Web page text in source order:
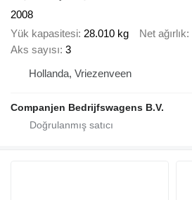
2008
Yük kapasitesi 28.010 kg Net ağırlık
Aks sayısı 3
Hollanda, Vriezenveen
Companjen Bedrijfswagens B.V.